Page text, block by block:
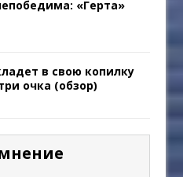
«Герта»
в свою копилку
очка (обзор)